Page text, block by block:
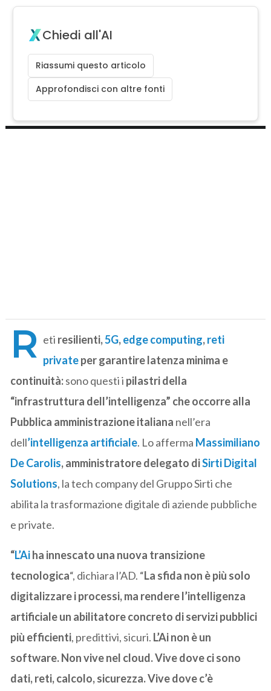
Chiedi all'AI
Riassumi questo articolo
Approfondisci con altre fonti
R eti resilienti,5G,edge computing,reti
privateper garantire latenza minima e
continuità:sono questi i pilastri della
“infrastruttura dell’intelligenza” che occorre alla
Pubblica amministrazione italiana nell’era
dell’intelligenza artificiale. Lo afferma Massimiliano
De Carolis, amministratore delegato diSirti Digital
Solutions, la tech company del Gruppo Sirti che
abilita la trasformazione digitale di aziende pubbliche
e private.
“L’Aiha innescato una nuova transizione
tecnologica“, dichiara l’AD. “La sfida non è più solo
digitalizzare i processi, ma rendere l’intelligenza
artificiale un abilitatore concreto di servizi pubblici
più efficienti, predittivi, sicuri. L’Ai non è un
software. Non vive nel cloud. Vive dove ci sono
dati, reti, calcolo, sicurezza. Vive dove c’è